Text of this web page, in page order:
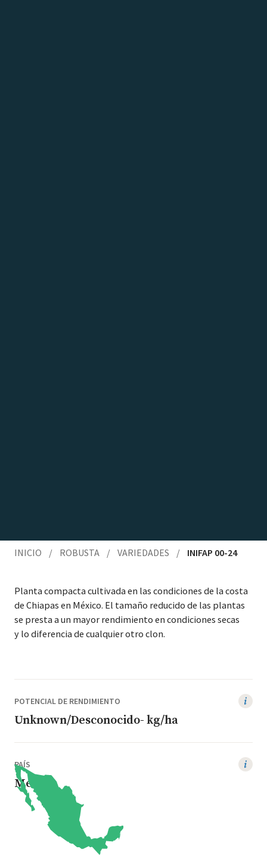
INICIO / ROBUSTA / VARIEDADES / INIFAP 00-24
Plan­ta com­pacta cul­ti­va­da en las condi­ciones de la cos­ta
de Chi­a­pas en Méx­i­co. El tamaño reduci­do de las plan­tas
se pres­ta a un may­or rendimien­to en condi­ciones secas
y lo difer­en­cia de cualquier otro clon.
POTENCIAL DE RENDIMIENTO
Unknown/Desconocido- kg/ha
PAÍS
México